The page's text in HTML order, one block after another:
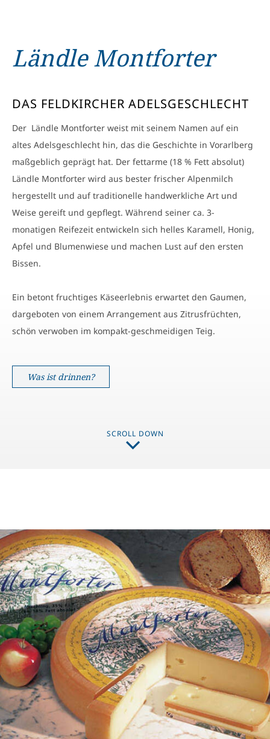
Ländle Montforter
DAS FELDKIRCHER ADELSGESCHLECHT
Der Ländle Montforter weist mit seinem Namen auf ein
altes Adelsgeschlecht hin, das die Geschichte in Vorarlberg
maßgeblich geprägt hat. Der fettarme (18 % Fett absolut)
Ländle Montforter wird aus bester frischer Alpenmilch
hergestellt und auf traditionelle handwerkliche Art und
Weise gereift und gepflegt. Während seiner ca. 3-
monatigen Reifezeit entwickeln sich helles Karamell, Honig,
Apfel und Blumenwiese und machen Lust auf den ersten
Bissen.
Ein betont fruchtiges Käseerlebnis erwartet den Gaumen,
dargeboten von einem Arrangement aus Zitrusfrüchten,
schön verwoben im kompakt-geschmeidigen Teig.
Was ist drinnen?
SCROLL DOWN